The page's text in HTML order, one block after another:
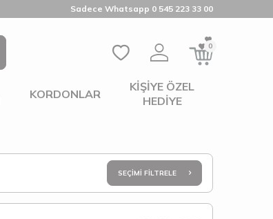
Sadece Whatsapp 0 545 223 33 00
0
KORDONLAR
KIŞIYE ÖZEL
HEDIYE
SEÇIMI FILTRELE